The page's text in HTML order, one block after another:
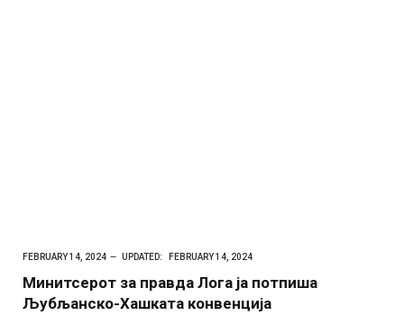
FEBRUARY 14, 2024 UPDATED: FEBRUARY 14, 2024
Минитсерот за правда Лога ја потпиша
Љубљанско-Хашката конвенција